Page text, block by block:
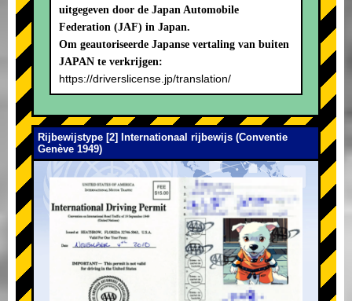
uitgegeven door de Japan Automobile
Federation (JAF) in Japan.
Om geautoriseerde Japanse vertaling van buiten
JAPAN te verkrijgen:
https://driverslicense.jp/translation/
Rijbewijstype [2] Internationaal rijbewijs (Conventie
Genève 1949)